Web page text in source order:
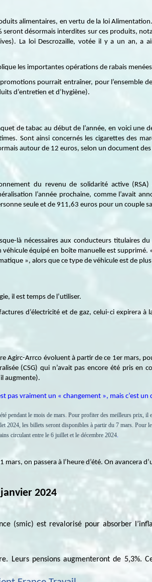
alimentaires, en vertu de la loi
désormais interdites sur ces produits,
La loi Descrozaille, votée il y a un an, a
les importantes opérations de rabais
pourrait entraîner, pour l’ensemble
d’entretien et d’hygiène).
de tabac au début de l’année, en voici une
Sont ainsi concernés les cigarettes des
autour de 12 euros, selon un document
du revenu de solidarité active
l’année prochaine, comme l’avait
seule et de 911,63 euros pour un couple
là nécessaires aux conducteurs titulaires
équipé en boîte manuelle est supprimé.
», alors que ce type de véhicule est de
il est temps de l’utiliser.
d’électricité et de gaz, celui-ci expirera
Agirc-Arrco évoluent à partir de ce 1er mars,
(CSG) qui n’avait pas encore été pris en
augmente).
pas vraiment un « changement », mais c’est
pendant le mois de mars. Pour profiter des meilleurs prix, il
2024, les billets seront disponibles à partir du 7 mars. Pour
circulant entre le 6 juillet et le décembre 2024.
mars, on passera à l’heure d’été. On avancera
2024
(smic) est revalorisé pour absorber
Leurs pensions augmenteront de 5,3%.